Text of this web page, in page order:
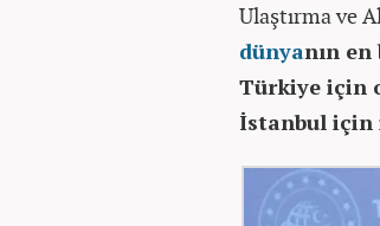
Ulaştırma ve
dünyanın
Türkiye için
İstanbul için